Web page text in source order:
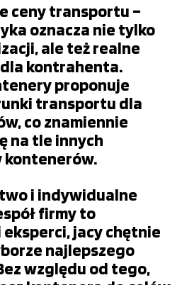
ceny transportu –
oznacza nie tylko
ale też realne
kontrahenta.
proponuje
transportu dla
co znamiennie
na tle innych
kontenerów.
i indywidualne
firmy to
jacy chętnie
najlepszego
względu od tego,